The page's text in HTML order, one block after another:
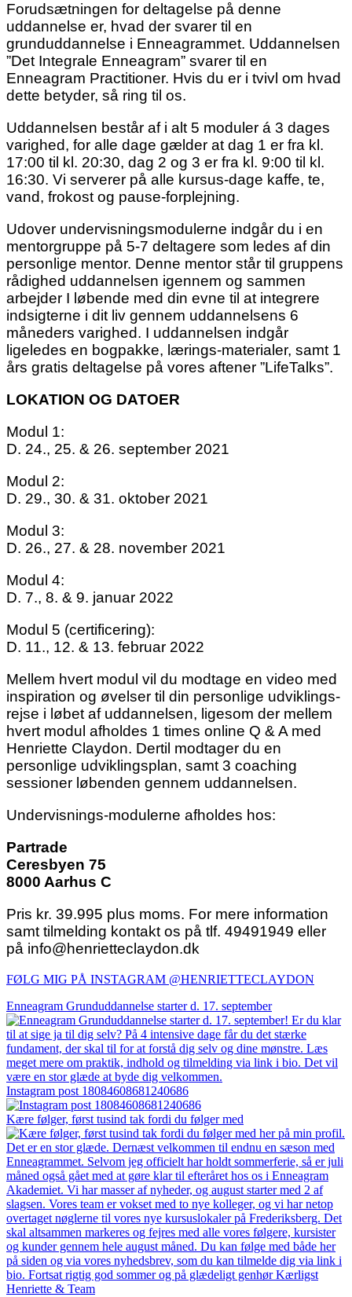
Forudsætningen for deltagelse på denne
uddannelse er, hvad der svarer til en
grunduddannelse i Enneagrammet. Uddannelsen
”Det Integrale Enneagram” svarer til en
Enneagram Practitioner. Hvis du er i tvivl om hvad
dette betyder, så ring til os.
Uddannelsen består af i alt 5 moduler á 3 dages
varighed, for alle dage gælder at dag 1 er fra kl.
17:00 til kl. 20:30, dag 2 og 3 er fra kl. 9:00 til kl.
16:30. Vi serverer på alle kursus-dage kaffe, te,
vand, frokost og pause-forplejning.
Udover undervisningsmodulerne indgår du i en
mentorgruppe på 5-7 deltagere som ledes af din
personlige mentor. Denne mentor står til gruppens
rådighed uddannelsen igennem og sammen
arbejder I løbende med din evne til at integrere
indsigterne i dit liv gennem uddannelsens 6
måneders varighed. I uddannelsen indgår
ligeledes en bogpakke, lærings-materialer, samt 1
års gratis deltagelse på vores aftener ”LifeTalks”.
LOKATION OG DATOER
Modul 1:
D. 24., 25. & 26. september 2021
Modul 2:
D. 29., 30. & 31. oktober 2021
Modul 3:
D. 26., 27. & 28. november 2021
Modul 4:
D. 7., 8. & 9. januar 2022
Modul 5 (certificering):
D. 11., 12. & 13. februar 2022
Mellem hvert modul vil du modtage en video med
inspiration og øvelser til din personlige udviklings-
rejse i løbet af uddannelsen, ligesom der mellem
hvert modul afholdes 1 times online Q & A med
Henriette Claydon. Dertil modtager du en
personlige udviklingsplan, samt 3 coaching
sessioner løbenden gennem uddannelsen.
Undervisnings-modulerne afholdes hos:
Partrade
Ceresbyen 75
8000 Aarhus C
Pris kr. 39.995 plus moms. For mere information
samt tilmelding kontakt os på tlf. 49491949 eller
på info@henrietteclaydon.dk
FØLG MIG PÅ INSTAGRAM @HENRIETTECLAYDON​
Enneagram Grunduddannelse starter d. 17. september
Instagram post 18084608681240686
Kære følger, først tusind tak fordi du følger med